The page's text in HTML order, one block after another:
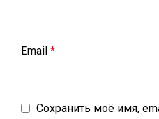
Email *
Сохранить моё имя,